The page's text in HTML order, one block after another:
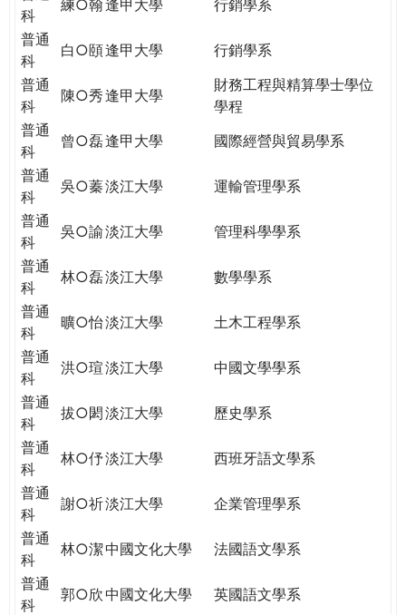
科
練○翰逢甲大學
行銷學系
普通
科
白○頤逢甲大學
行銷學系
普通
科
陳○秀逢甲大學
財務工程與精算學士學位
學程
普通
科
曾○磊逢甲大學
國際經營與貿易學系
普通
科
吳○蓁淡江大學
運輸管理學系
普通
科
吳○諭淡江大學
管理科學學系
普通
科
林○磊淡江大學
數學學系
普通
科
曠○怡淡江大學
土木工程學系
普通
科
洪○瑄淡江大學
中國文學學系
普通
科
拔○閎淡江大學
歷史學系
普通
科
林○伃淡江大學
西班牙語文學系
普通
科
謝○祈淡江大學
企業管理學系
普通
科
林○潔中國文化大學
法國語文學系
普通
科
郭○欣中國文化大學
英國語文學系